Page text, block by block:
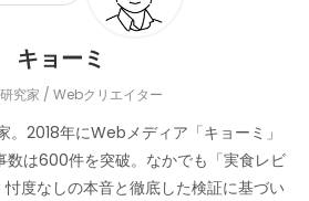
キョーミ
究家 / Webクリエイター
。2018年にWebメディア「キョーミ」
数は600件を突破。なかでも「実食レビ
度なしの本音と徹底した検証に基づい